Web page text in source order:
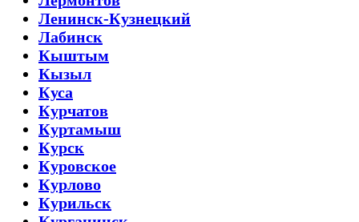
Ленинск-Кузнецкий
Лабинск
Кыштым
Кызыл
Куса
Курчатов
Куртамыш
Курск
Куровское
Курлово
Курильск